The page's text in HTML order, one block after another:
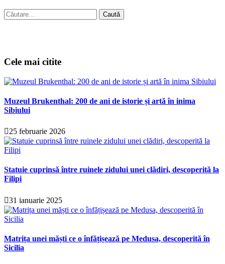
Caută
după:
Cele mai citite
Muzeul Brukenthal: 200 de ani de istorie și artă în inima
Sibiului
25 februarie 2026
Statuie cuprinsă între ruinele zidului unei clădiri, descoperită la
Filipi
31 ianuarie 2025
Matrița unei măști ce o înfățișează pe Medusa, descoperită în
Sicilia